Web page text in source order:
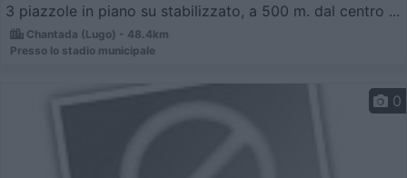
3 piazzole in piano su stabilizzato, a 500 m. dal centro ...
Chantada (Lugo) - 48.4km
Presso lo stadio municipale
0